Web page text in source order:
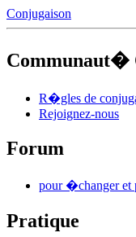
Conjugaison
Communaut�
R�gles de
Rejoignez-nous
Forum
pour �changer et
Pratique